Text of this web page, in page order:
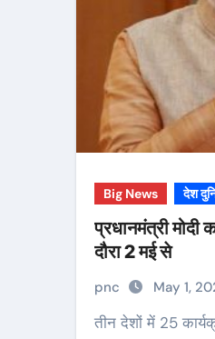
Big News देश
प्रधानमंत्री मोदी
दौरा 2 मई से
pnc May 1,
तीन देशों में 25 कार्यक्रमों में करेंगे शिरकत तीनों देशों में